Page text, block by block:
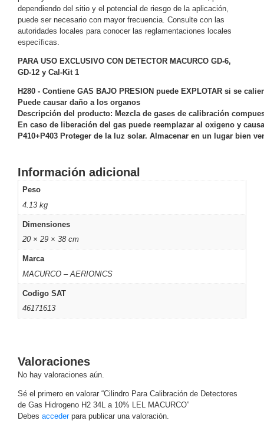
VideoCuboDomo
/ Eyeball /
TurretFisheye
y
Hemisféricas
Network
Video
RecordersProfesionales
-
/ 4G /
Inalámbricas
y DVRs
HD
/ AHD /
HD-TVI
Ambientes
SalinosAntiexplosiónBalaDomo
/ Eyeball /
Turret
Analógicas
- TurboHD
TVI / AHD
/ CVI
Drones,
dependiendo del sitio y el potencial de riesgo de la aplicación,
puede ser necesario con mayor frecuencia. Consulte con las
autoridades locales para conocer las reglamentaciones locales
específicas.
PARA USO EXCLUSIVO CON DETECTOR MACURCO GD-6,
GD-12 y Cal-Kit 1
H280 - Contiene GAS BAJO PRESION puede EXPLOTAR si se
Puede causar daño a los organos
Descripción del producto: Mezcla de gases de calibración
En caso de liberación del gas puede reemplazar al oxigeno y
P410+P403 Proteger de la luz solar. Almacenar en un lugar bien
Información adicional
Peso
4.13 kg
Dimensiones
20 × 29 × 38 cm
Marca
MACURCO – AERIONICS
Codigo SAT
46171613
Valoraciones
No hay valoraciones aún.
Sé el primero en valorar “Cilindro Para Calibración de Detectores
de Gas Hidrogeno H2 34L a 10% LEL MACURCO”
Debes accederpara publicar una valoración.